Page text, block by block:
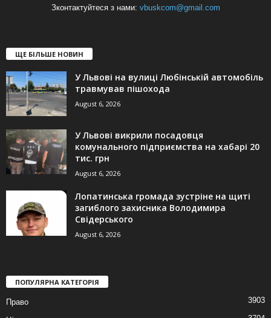
Зконтактуйтеся з нами: vbuskcom@gmail.com
ЩЕ БІЛЬШЕ НОВИН
У Львові на вулиці Любінській автомобіль
травмував пішохода
August 6, 2026
У Львові викрили посадовця
комунального підприємства на хабарі 20
тис. грн
August 6, 2026
Лопатинська громада зустріне на щиті
загиблого захисника Володимира
Свідерського
August 6, 2026
ПОПУЛЯРНА КАТЕГОРІЯ
Право 3903